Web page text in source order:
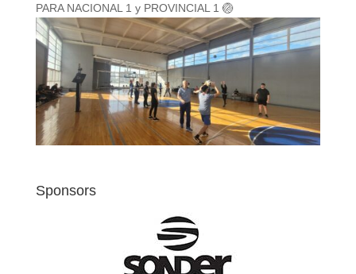
PARA NACIONAL 1 y PROVINCIAL 1 🏐
Sponsors